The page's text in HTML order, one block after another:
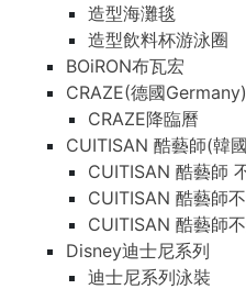
造型海灘毯
造型飲料杯游泳圈
BOiRON布瓦宏
CRAZE(德國Germany)
CRAZE降臨曆
CUITISAN 酷藝師(韓
CUITISAN 酷藝師
CUITISAN 酷藝師
CUITISAN 酷藝師
Disney迪士尼系列
迪士尼系列泳裝